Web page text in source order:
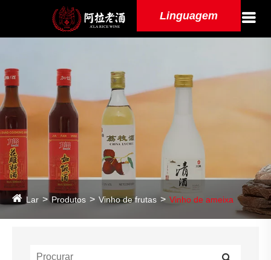
Linguagem
Lar Produtos Vinho de frutas Vinho de ameixa